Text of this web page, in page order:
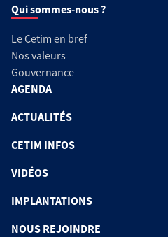
Qui sommes-nous ?
Le Cetim en bref
Nos valeurs
Gouvernance
AGENDA
ACTUALITÉS
CETIM INFOS
VIDÉOS
IMPLANTATIONS
NOUS REJOINDRE